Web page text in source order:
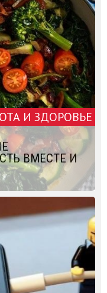
И ЗДОРОВЬЕ
ВМЕСТЕ И